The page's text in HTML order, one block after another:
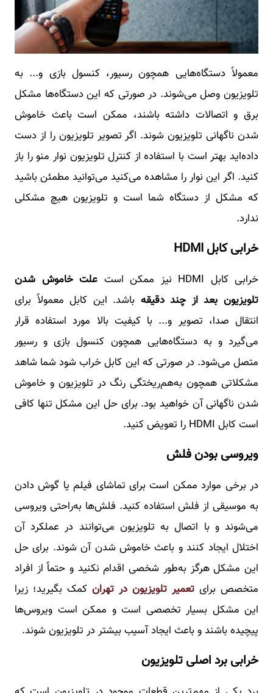
معمولاً دستگاه‌هایی همچون رسیور، کنسول بازی و... به
تلویزیون وصل می‌شوند. در صورتی که این دستگاه‌ها مشکل
برق و اتصالات داشته باشند، ممکن است باعث خاموش
شدن ناگهانی تلویزیون شوند. اگر تصویر تلویزیون را از دست
داده‌اید بهتر است با استفاده از کنترل تلویزیون نوار منو را باز
کنید. اگر این نوار را مشاهده می‌کنید می‌توانید مطمئن باشید
که مشکل از دستگاه شما است و تلویزیون هیچ مشکلی
ندارد.
خرابی کابل HDMI
خرابی کابل HDMI نیز ممکن است
علت خاموش شدن
تلویزیون بعد از چند دقیقه باشد. این کابل معمولاً برای
انتقال صدا، تصویر و... با کیفیت بالا مورد استفاده قرار
می‌گیرد و به دستگاه‌هایی همچون کنسول بازی و رسیور
متصل می‌شود. در صورتی که این کابل خراب شود شما شاهد
مشکلاتی همچون به‌هم‌ریختگی رنگ در تلویزیون و خاموش
شدن ناگهانی آن خواهید بود. برای حل این مشکل تنها کافی
است کابل HDMI را تعویض کنید.
ویروسی بودن فلش
در برخی موارد ممکن است برای تماشای فیلم یا گوش دادن
به موسیقی از فلش استفاده کنید. فلش‌ها به‌راحتی ویروسی
می‌شوند و با اتصال به تلویزیون می‌توانند در عملکرد آن
اختلال ایجاد کنند و باعث خاموش شدن آن شوند. برای حل
این مشکل هرگز به‌طور شخصی اقدام نکنید و حتماً از افراد
متخصص برای تعمیر تلویزیون در تهران کمک بگیرید؛ زیرا
این مشکل بسیار تخصصی است و ممکن است ویروس‌ها
پیچیده باشند و باعث ایجاد آسیب بیشتر در تلویزیون شوند.
خرابی برد اصلی تلویزیون